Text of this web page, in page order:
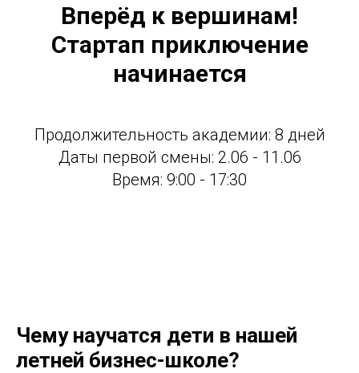
Вперёд к вершинам!
Стартап приключение
начинается
Продолжительность академии: 8 дней
Даты первой смены: 2.06 - 11.06
Время: 9:00 - 17:30
Чему научатся дети в нашей
летней бизнес-школе?